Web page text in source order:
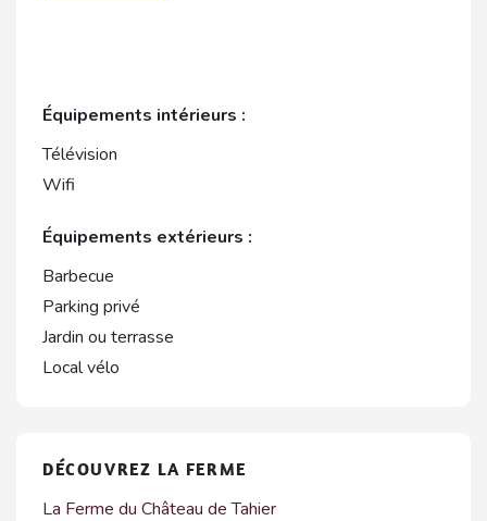
Équipements intérieurs :
Télévision
Wifi
Équipements extérieurs :
Barbecue
Parking privé
Jardin ou terrasse
Local vélo
DÉCOUVREZ LA FERME
La Ferme du Château de Tahier